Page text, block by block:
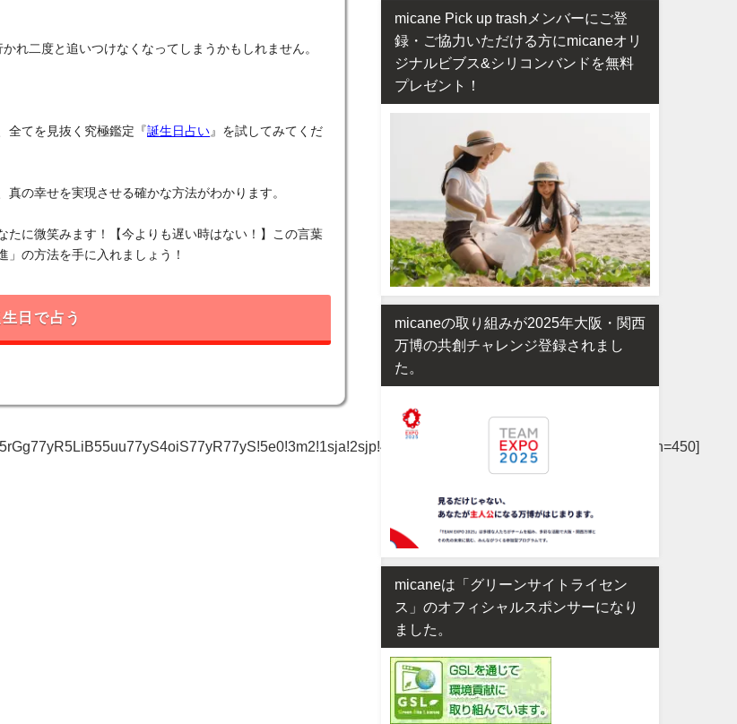
れ二度と追いつけなくなってしまうかもしれません。
全てを見抜く究極鑑定『誕生日占い 』を試してみてくだ
の幸せを実現させる確かな方法がわかります。
たに微笑みます！【今よりも遅い時はない！】この言葉
」の方法を手に入れましょう！
日で占う
micane Pick up trashメンバーにご登
録・ご協力いただける方にmicaneオリ
ジナルビブス&シリコンバンドを無料
プレゼント！
micaneの取り組みが2025年大阪・関西
万博の共創チャレンジ登録されまし
た。
micaneは「グリーンサイトライセン
ス」のオフィシャルスポンサーになり
ました。